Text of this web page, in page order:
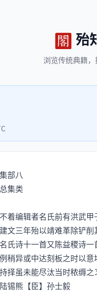
殆
浏览传统典籍，
八
编辑者名氏前有洪武甲
文三年殆以靖难革除铲
氏诗十一首又陈益稷诗
稍异或中达刻板之时以
择虽未能尽汰当时秾缛
熊【臣】孙士毅